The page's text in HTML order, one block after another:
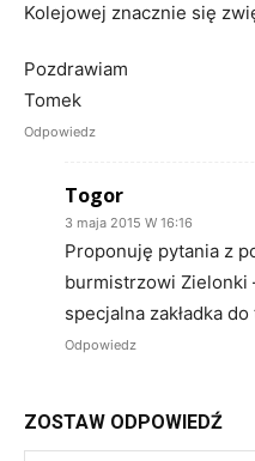
Kolejowej znacznie się
Pozdrawiam
Tomek
Odpowiedz
Togor
3 maja 2015 W 16:16
Proponuję pytania z
burmistrzowi Zielonki
specjalna zakładka do
Odpowiedz
ZOSTAW ODPOWIEDŹ